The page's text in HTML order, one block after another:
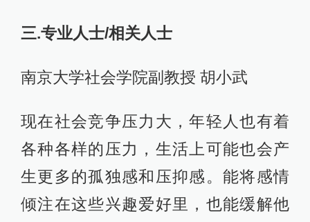
三.专业人士/相关人士
南京大学社会学院副教授 胡小武
现在社会竞争压力大，年轻人也有着
各种各样的压力，生活上可能也会产
生更多的孤独感和压抑感。能将感情
倾注在这些兴趣爱好里，也能缓解他